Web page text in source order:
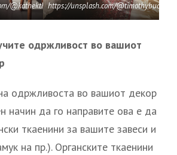
@kathekth/https://unsplash.com/@timothybuck
одржливост во вашиот
одржливоста во вашиот декор
начин да го направите ова е да
ткаенини за вашите завеси и
на пр.). Органските ткаенини